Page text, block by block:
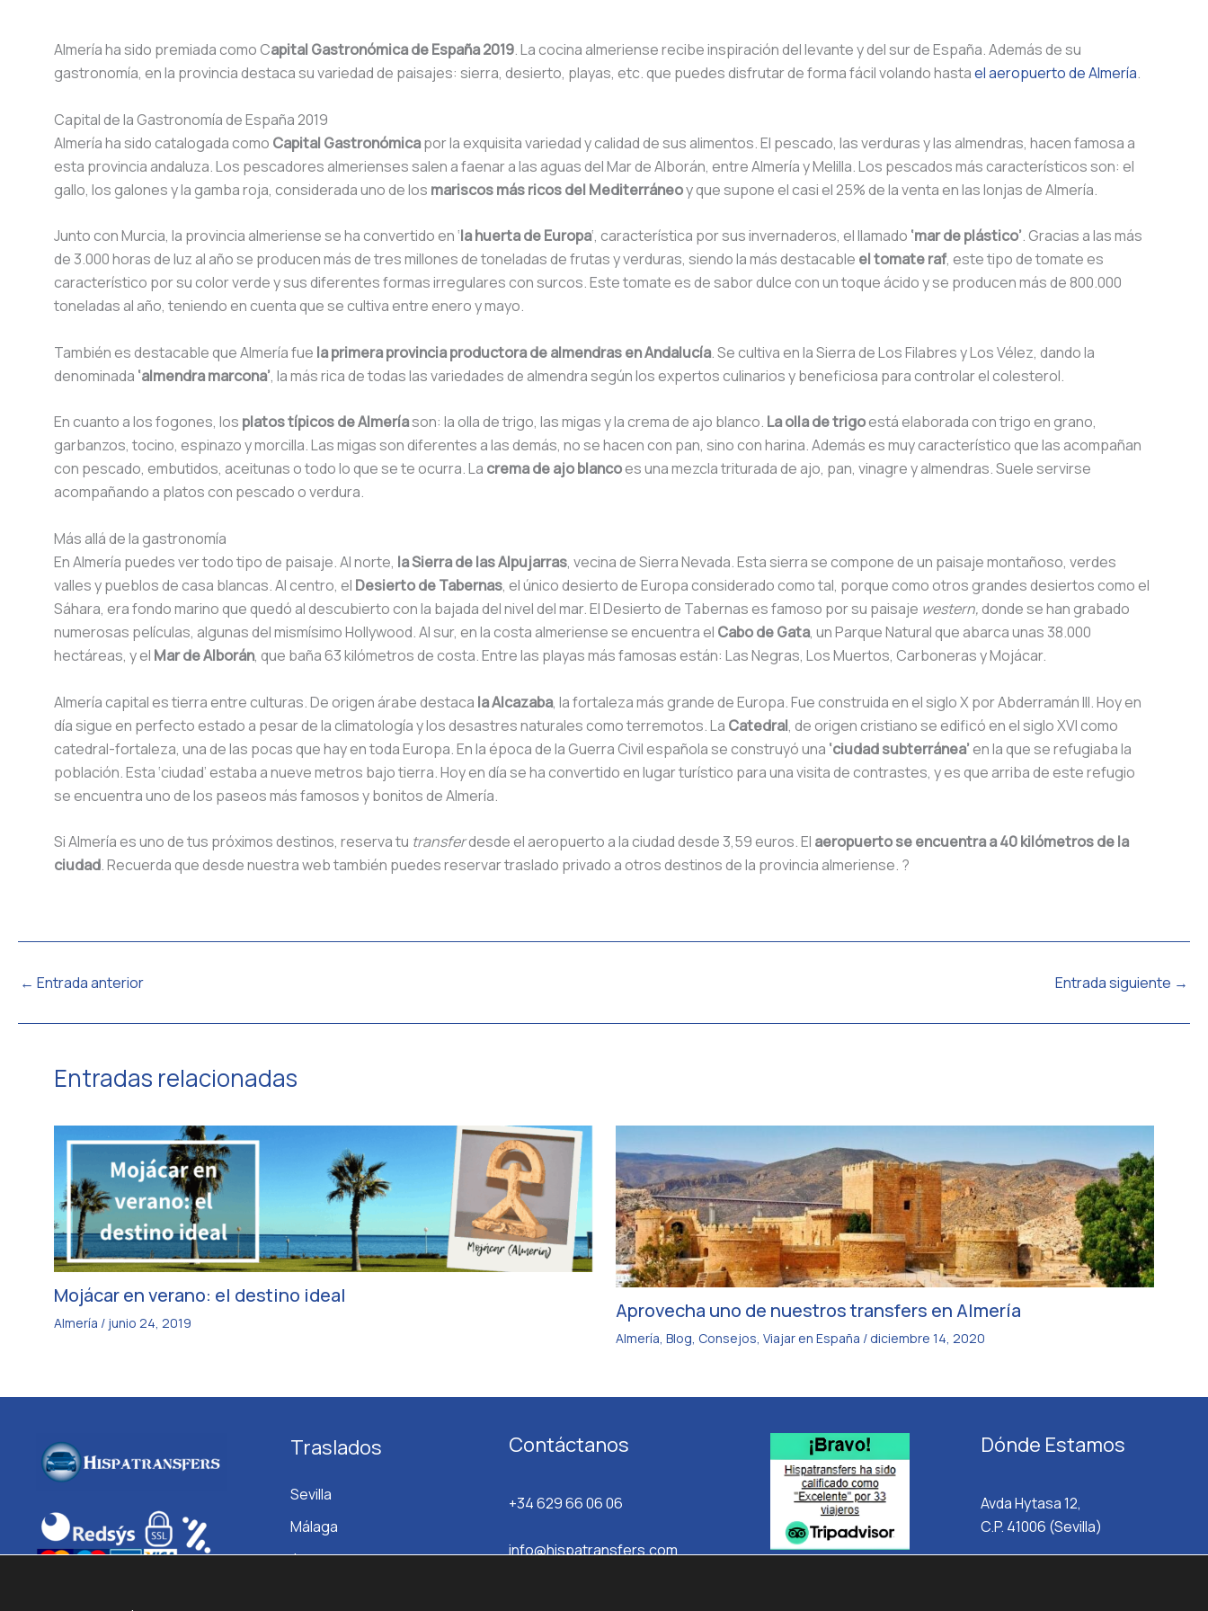
Almería ha sido premiada como Capital Gastronómica de España 2019. La cocina almeriense recibe inspiración del levante y del sur de España.Además de su
gastronomía, en la provincia destaca su variedad de paisajes: sierra, desierto, playas, etc. que puedes disfrutar de forma fácil volando hastael aeropuerto de Almería.
Capital de la Gastronomía de España 2019
Almería ha sido catalogada como Capital Gastronómicapor la exquisita variedad y calidad de sus alimentos. El pescado, las verduras y las almendras, hacen famosa a
esta provincia andaluza. Los pescadores almerienses salen a faenar a las aguas del Mar de Alborán, entre Almería y Melilla. Los pescados más característicos son: el
gallo, los galones y la gamba roja, considerada uno de los mariscos más ricos del Mediterráneoy que supone el casi el 25% de la venta en las lonjas de Almería.
Junto con Murcia, la provincia almeriense se ha convertido en ‘la huerta de Europa‘, característica por sus invernaderos, el llamado ‘mar de plástico’. Gracias a las más
de 3.000 horas de luz al año se producen más de tres millones de toneladas de frutas y verduras, siendo la más destacable el tomate raf, este tipo de tomate es
característico por su color verde y sus diferentes formas irregulares con surcos. Este tomate es de sabor dulce con un toque ácido y se producen más de 800.000
toneladas al año, teniendo en cuenta que se cultiva entre enero y mayo.
También es destacable que Almería fue la primera provincia productora de almendras en Andalucía. Se cultiva en la Sierra de Los Filabres y Los Vélez, dando la
denominada ‘almendramarcona’, la más rica de todas las variedades de almendra según los expertos culinarios y beneficiosa para controlar el colesterol.
En cuanto a los fogones, los platos típicos de Almeríason: la olla de trigo, las migas y la crema de ajo blanco. La olla de trigoestá elaborada con trigo en grano,
garbanzos, tocino, espinazo y morcilla. Las migas son diferentes a las demás, no se hacen con pan, sino con harina. Además es muy característico que las acompañan
con pescado, embutidos, aceitunas o todo lo que se te ocurra. La crema de ajo blancoes una mezcla triturada de ajo, pan, vinagre y almendras. Suele servirse
acompañando a platos con pescado o verdura.
Más allá de la gastronomía
En Almería puedes ver todo tipo de paisaje. Al norte, la Sierra de las Alpujarras, vecina de Sierra Nevada. Esta sierra se compone de un paisaje montañoso, verdes
valles y pueblos de casa blancas. Al centro, el Desierto de Tabernas, el único desierto de Europa considerado como tal, porque como otros grandes desiertos como el
Sáhara, era fondo marino que quedó al descubierto con la bajada del nivel del mar. El Desierto de Tabernas es famoso por su paisaje western,donde se han grabado
numerosas películas, algunas del mismísimo Hollywood. Al sur, en la costa almeriense se encuentra el Cabo de Gata, un Parque Natural que abarca unas 38.000
hectáreas, y el Mar de Alborán, que baña 63 kilómetros de costa. Entre las playas más famosas están: Las Negras, Los Muertos, Carboneras y Mojácar.
Almería capital es tierra entre culturas. De origen árabe destaca la Alcazaba, la fortaleza más grande de Europa. Fue construida en el siglo X por Abderramán III. Hoy en
día sigue en perfecto estado a pesar de la climatología y los desastres naturales como terremotos. La Catedral, de origen cristiano se edificó en el siglo XVI como
catedral-fortaleza, una de las pocas que hay en toda Europa. En la época de la Guerra Civil española se construyó una ‘ciudad subterránea’en la que se refugiaba la
población. Esta ‘ciudad’ estaba a nueve metros bajo tierra. Hoy en día se ha convertido en lugar turístico para una visita de contrastes, y es que arriba de este refugio
se encuentra uno de los paseos más famosos y bonitos de Almería.
Si Almería es uno de tus próximos destinos, reserva tu transferdesde el aeropuerto a la ciudad desde 3,59 euros. El aeropuerto se encuentra a 40 kilómetros de la
ciudad. Recuerda que desde nuestra web también puedes reservar traslado privado a otros destinos de la provincia almeriense. ?
← Entrada anterior Entrada siguiente →
Entradas relacionadas
Mojácar en verano: el destino ideal
Almería / junio 24, 2019
Aprovecha uno de nuestros transfers en Almería
Almería Blog Consejos Viajar en España / diciembre 14, 2020
Traslados
Sevilla
Málaga
Jerez
Contáctanos
+34 629 66 06 06
info@hispatransfers.com
Dónde Estamos
Avda Hytasa 12,
C.P. 41006 (Sevilla)